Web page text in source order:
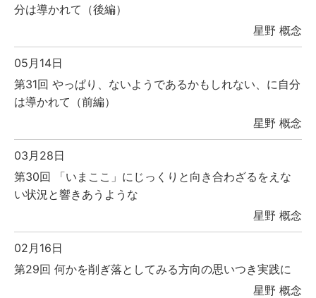
分は導かれて（後編）
星野 概念
05月14日
第31回 やっぱり、ないようであるかもしれない、に自分
は導かれて（前編）
星野 概念
03月28日
第30回 「いまここ」にじっくりと向き合わざるをえな
い状況と響きあうような
星野 概念
02月16日
第29回 何かを削ぎ落としてみる方向の思いつき実践に
星野 概念